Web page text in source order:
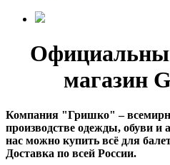
магазин
Компания "Гришко" –
производстве одежды, обуви и
нас можно купить всё для
Доставка по всей России.